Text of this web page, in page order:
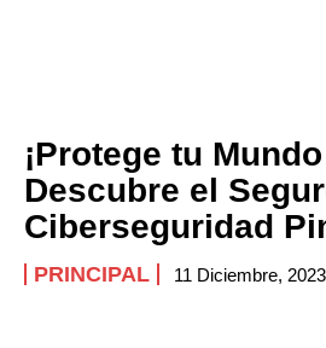
¡Protege tu
Descubre el
Ciberseguridad
PRINCIPAL 11 Diciembre, 2023